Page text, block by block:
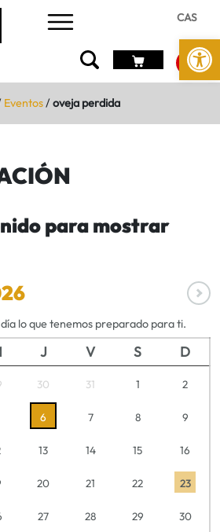
Abrir
CAS
Eventos/oveja perdida
para mostrar
lo que tenemos preparado para ti.
J V S D
30 31 1 2
6 7 8 9
13 14 15 16
20 21 22 23
27 28 29 30